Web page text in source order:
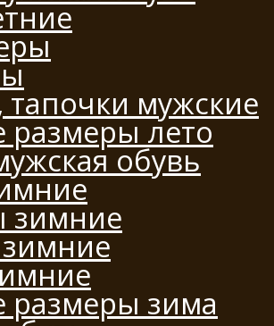
тапочки мужские
лето
обувь
зимние
зима